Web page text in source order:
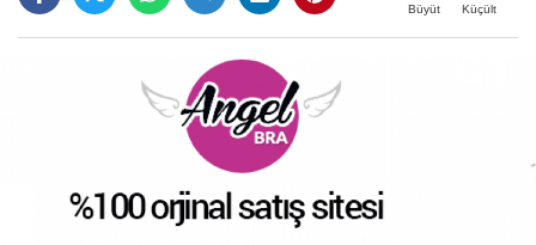
Büyüt Küçült